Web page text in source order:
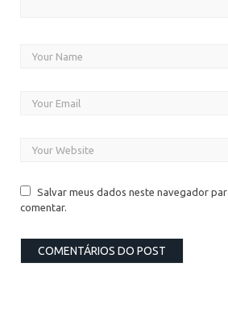
Salvar meus dados neste navegador
comentar.